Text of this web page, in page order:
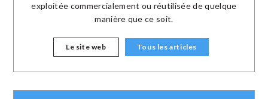
exploitée commercialement ou réutilisée de quelque
manière que ce soit.
Le site web Tous les articles